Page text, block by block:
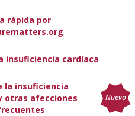
rápida por
insuficiencia cardíaca
la insuficiencia
otras afecciones
Nuevo